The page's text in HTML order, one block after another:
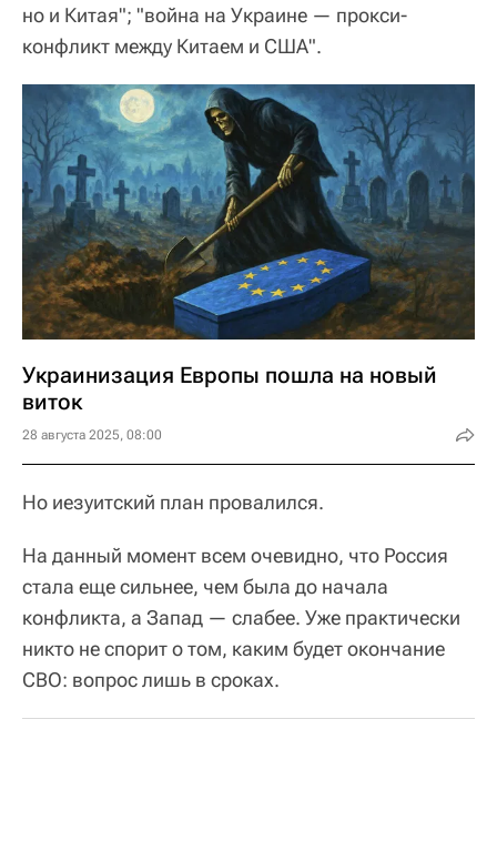
но и Китая"; "война на Украине — прокси-
конфликт между Китаем и США".
Украинизация Европы пошла на новый
виток
28 августа 2025, 08:00
Но иезуитский план провалился.
На данный момент всем очевидно, что Россия
стала еще сильнее, чем была до начала
конфликта, а Запад — слабее. Уже практически
никто не спорит о том, каким будет окончание
СВО: вопрос лишь в сроках.